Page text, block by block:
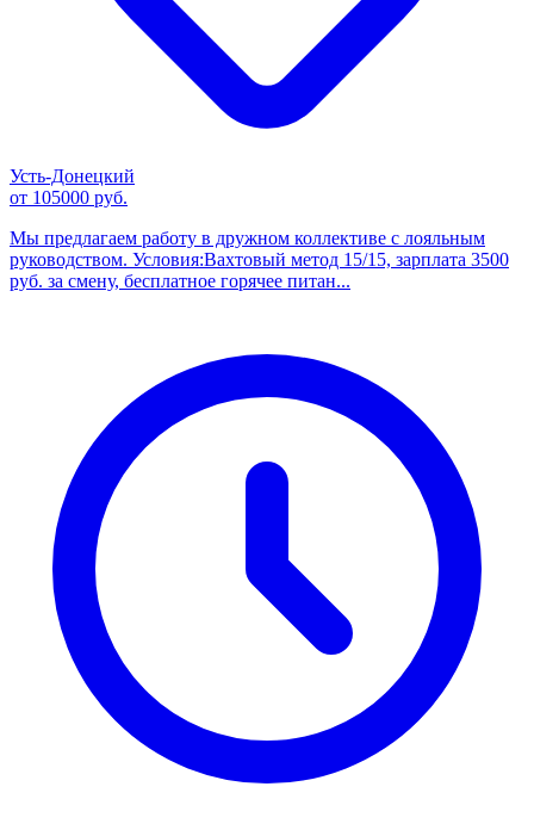
Усть-Донецкий
от 105000 руб.
Мы предлагаем работу в дружном коллективе с лояльным
руководством. Условия:Вахтовый метод 15/15, зарплата 3500
руб. за смену, бесплатное горячее питан...